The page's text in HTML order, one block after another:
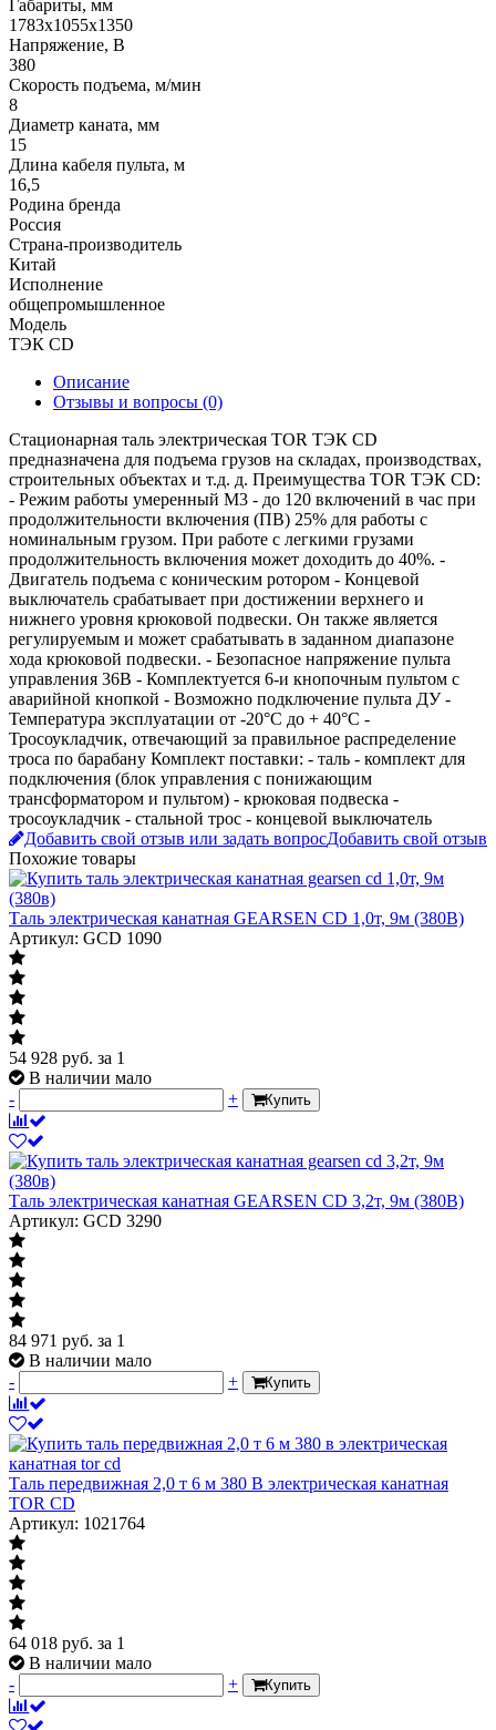
Габариты, мм
1783х1055х1350
Напряжение, В
380
Скорость подъема, м/мин
8
Диаметр каната, мм
15
Длина кабеля пульта, м
16,5
Родина бренда
Россия
Страна-производитель
Китай
Исполнение
общепромышленное
Модель
ТЭК CD
Описание
Отзывы и вопросы (0)
Стационарная таль электрическая TOR ТЭК CD
предназначена для подъема грузов на складах, производствах,
строительных объектах и т.д. д. Преимущества TOR ТЭК CD:
- Режим работы умеренный М3 - до 120 включений в час при
продолжительности включения (ПВ) 25% для работы с
номинальным грузом. При работе с легкими грузами
продолжительность включения может доходить до 40%. -
Двигатель подъема с коническим ротором - Концевой
выключатель срабатывает при достижении верхнего и
нижнего уровня крюковой подвески. Он также является
регулируемым и может срабатывать в заданном диапазоне
хода крюковой подвески. - Безопасное напряжение пульта
управления 36В - Комплектуется 6-и кнопочным пультом с
аварийной кнопкой - Возможно подключение пульта ДУ -
Температура эксплуатации от -20°C до + 40°C -
Тросоукладчик, отвечающий за правильное распределение
троса по барабану Комплект поставки: - таль - комплект для
подключения (блок управления с понижающим
трансформатором и пультом) - крюковая подвеска -
тросоукладчик - стальной трос - концевой выключатель
Добавить свой отзыв или задать вопросДобавить свой отзыв
Похожие товары
Таль электрическая канатная GEARSEN CD 1,0т, 9м (380В)
Артикул: GCD 1090
54 928 руб. за 1
В наличии мало
-
+ Купить
Таль электрическая канатная GEARSEN CD 3,2т, 9м (380В)
Артикул: GCD 3290
84 971 руб. за 1
В наличии мало
-
+ Купить
Таль передвижная 2,0 т 6 м 380 В электрическая канатная
TOR CD
Артикул: 1021764
64 018 руб. за 1
В наличии мало
-
+ Купить